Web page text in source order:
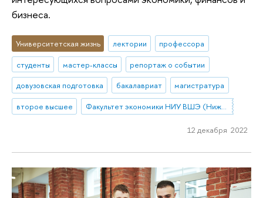
бизнеса.
Университетская жизнь лектории
профессора
студенты
мастер-классы
репортаж о событии
довузовская подготовка
бакалавриат
магистратура
второе высшее
Факультет экономики НИУ ВШЭ (Нижний Новгород)
12 декабря 2022